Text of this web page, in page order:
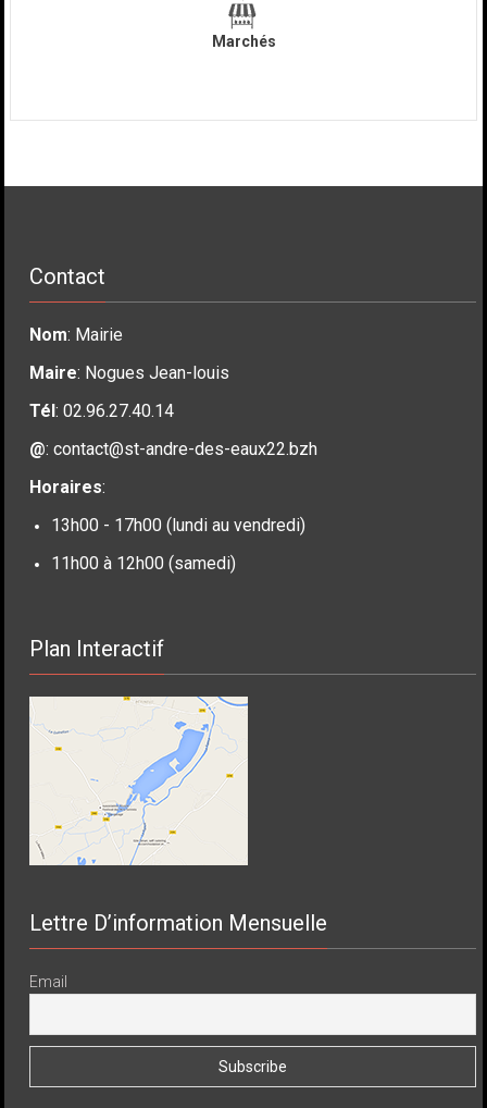
Marchés
Contact
Nom: Mairie
Maire: Nogues Jean-louis
Tél: 02.96.27.40.14
@:contact@st-andre-des-eaux22.bzh
Horaires:
13h00 - 17h00 (lundi au vendredi)
11h00 à 12h00 (samedi)
Plan Interactif
Lettre D’information Mensuelle
Email